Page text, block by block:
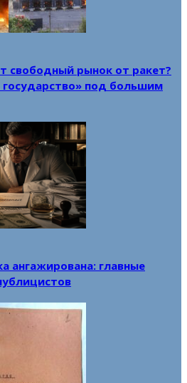
свободный рынок от ракет?
государство» под большим
ангажирована: главные